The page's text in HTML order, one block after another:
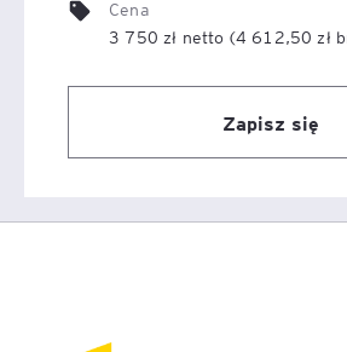
Cena
3 750 zł netto (4 612,50 zł
Zapisz się